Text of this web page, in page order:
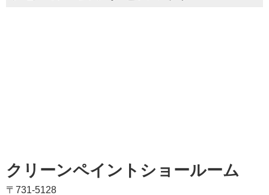
クリーンペイントショールーム
〒731-5128